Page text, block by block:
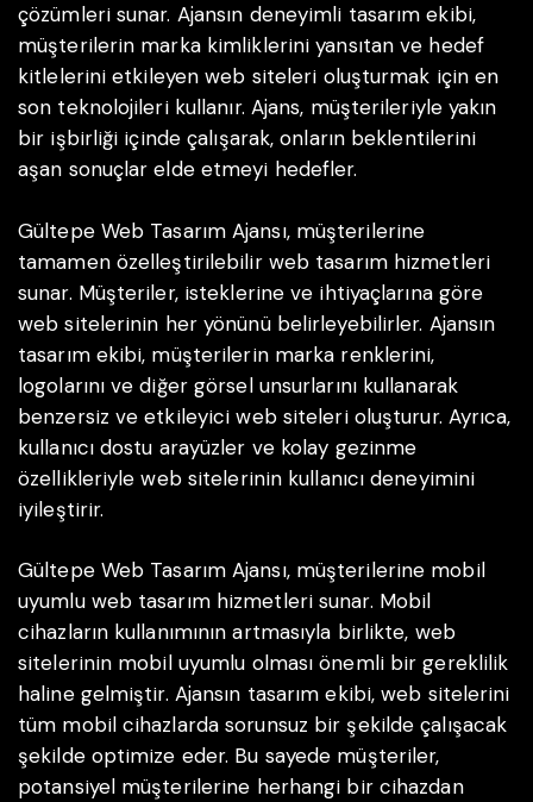
çözümleri sunar. Ajansın deneyimli tasarım ekibi,
müşterilerin marka kimliklerini yansıtan ve hedef
kitlelerini etkileyen web siteleri oluşturmak için en
son teknolojileri kullanır. Ajans, müşterileriyle yakın
bir işbirliği içinde çalışarak, onların beklentilerini
aşan sonuçlar elde etmeyi hedefler.
Gültepe Web Tasarım Ajansı, müşterilerine
tamamen özelleştirilebilir web tasarım hizmetleri
sunar. Müşteriler, isteklerine ve ihtiyaçlarına göre
web sitelerinin her yönünü belirleyebilirler. Ajansın
tasarım ekibi, müşterilerin marka renklerini,
logolarını ve diğer görsel unsurlarını kullanarak
benzersiz ve etkileyici web siteleri oluşturur. Ayrıca,
kullanıcı dostu arayüzler ve kolay gezinme
özellikleriyle web sitelerinin kullanıcı deneyimini
iyileştirir.
Gültepe Web Tasarım Ajansı, müşterilerine mobil
uyumlu web tasarım hizmetleri sunar. Mobil
cihazların kullanımının artmasıyla birlikte, web
sitelerinin mobil uyumlu olması önemli bir gereklilik
haline gelmiştir. Ajansın tasarım ekibi, web sitelerini
tüm mobil cihazlarda sorunsuz bir şekilde çalışacak
şekilde optimize eder. Bu sayede müşteriler,
potansiyel müşterilerine herhangi bir cihazdan